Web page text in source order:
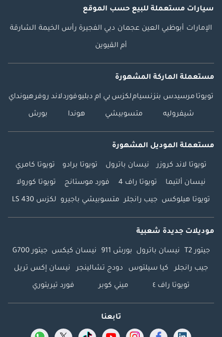
سيارات مستعملة للبيع حسب الموقع
الإمارات أبوظبي العين عجمان دبي الفجيرة رأس الخيمة الشارقة
أم القيوين
مستعملة الماركة المشهورة
تويوتا مرسيدس بنزنسياملكزس بي ام دبليوفوردلاند روفرهيونداي
شيفروليه متسوبيشي هوندا بورش
مستعملة الموديل المشهورة
تويوتا لاند كروزر نيسان باترول تويوتا برادو تويوتا كامري
نيسان ألتيما تويوتا راف 4 فورد موستانج تويوتا كورولا
تويوتا هيلوكس جيب رانجلر متسوبيشي باجيرو لكزس LS 430
موديلات جديدة شعبية
جيتور T2 نيسان باترول بورش 911 نيسان كيكس جيتور G700
جيب رانجلر كيا سيلتوس دودج تشالينجر نيسان إكس تريل
تويوتا راف ٤ ميني كوبر فورد تيريتوري
تابعنا